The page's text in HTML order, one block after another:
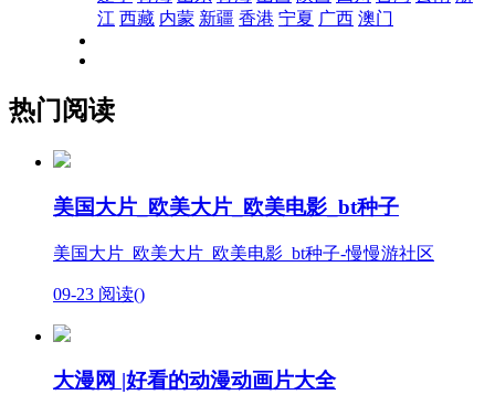
江 西藏 内蒙 新疆 香港 宁夏 广西 澳门
热门阅读
美国大片_欧美大片_欧美电影_bt种子
美国大片_欧美大片_欧美电影_bt种子-慢慢游社区
09-23 阅读()
大漫网 |好看的动漫动画片大全